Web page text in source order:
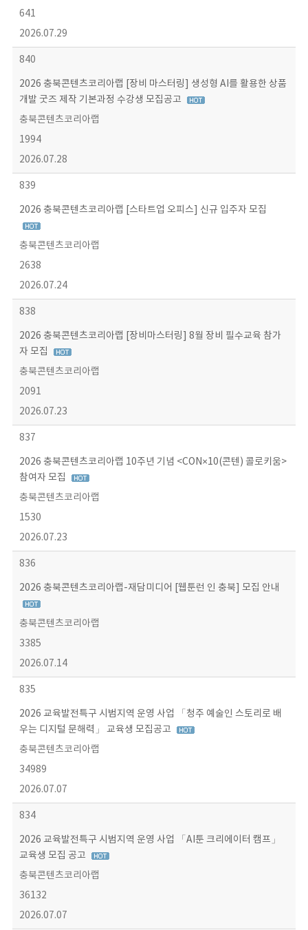
641
2026.07.29
840
2026 충북콘텐츠코리아랩 [장비 마스터링] 생성형 AI를 활용한 상품
개발 굿즈 제작 기본과정 수강생 모집공고
충북콘텐츠코리아랩
1994
2026.07.28
839
2026 충북콘텐츠코리아랩 [스타트업 오피스] 신규 입주자 모집
충북콘텐츠코리아랩
2638
2026.07.24
838
2026 충북콘텐츠코리아랩 [장비마스터링] 8월 장비 필수교육 참가
자 모집
충북콘텐츠코리아랩
2091
2026.07.23
837
2026 충북콘텐츠코리아랩 10주년 기념 <CON×10(콘텐) 콜로키움>
참여자 모집
충북콘텐츠코리아랩
1530
2026.07.23
836
2026 충북콘텐츠코리아랩-재담미디어 [웹툰런 인 충북] 모집 안내
충북콘텐츠코리아랩
3385
2026.07.14
835
2026 교육발전특구 시범지역 운영 사업 「청주 예술인 스토리로 배
우는 디지털 문해력」 교육생 모집공고
충북콘텐츠코리아랩
34989
2026.07.07
834
2026 교육발전특구 시범지역 운영 사업 「AI툰 크리에이터 캠프」
교육생 모집 공고
충북콘텐츠코리아랩
36132
2026.07.07